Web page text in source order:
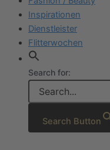
Inspirationen
Dienstleister
Flitterwochen
Search for:
Search Button